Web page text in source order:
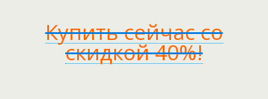
Купить сейчас со
скидкой 40%!